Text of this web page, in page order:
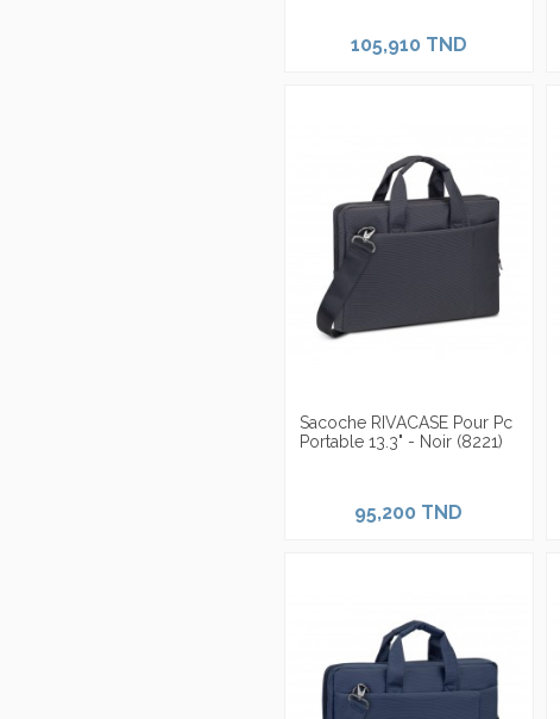
105,910 TND
Sacoche RIVACASE Pour Pc
Portable 13.3" - Noir (8221)
95,200 TND